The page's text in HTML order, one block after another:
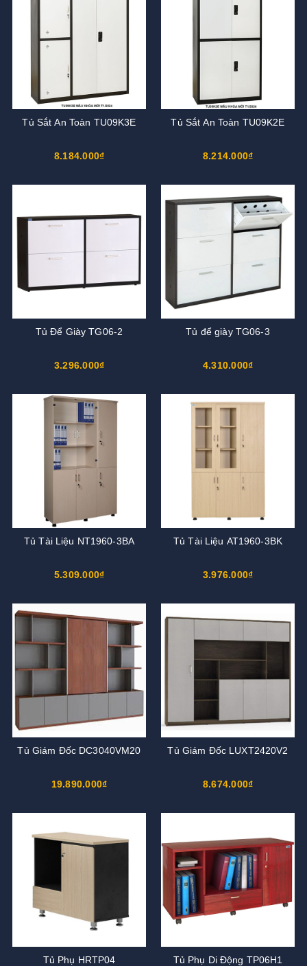
Tủ Sắt An Toàn TU09K3E
8.184.000₫
Tủ Sắt An Toàn TU09K2E
8.214.000₫
Tủ Để Giày TG06-2
3.296.000₫
Tủ để giày TG06-3
4.310.000₫
Tủ Tài Liệu NT1960-3BA
5.309.000₫
Tủ Tài Liệu AT1960-3BK
3.976.000₫
Tủ Giám Đốc DC3040VM20
19.890.000₫
Tủ Giám Đốc LUXT2420V2
8.674.000₫
Tủ Phụ HRTP04 Tủ Phụ Di Động TP06H1